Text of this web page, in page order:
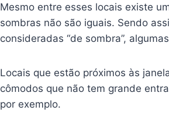
Mesmo entre esses locais existe
sombras não são iguais. Sendo
consideradas “de sombra”,
Locais que estão próximos às
cômodos que não tem grande
por exemplo.